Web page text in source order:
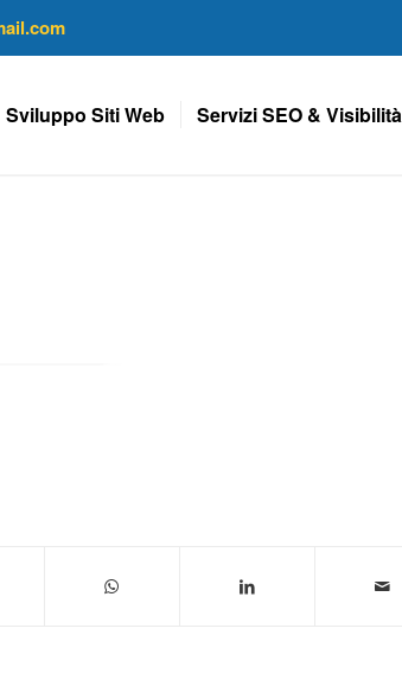
Sviluppo Siti Web Servizi SEO & Visibilità